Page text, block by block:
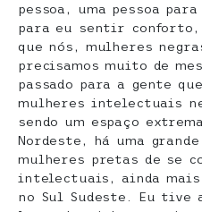
pessoa, uma pessoa
para eu sentir conforto,
que nós, mulheres
precisamos muito de
passado para a gente
mulheres intelectuais
sendo um espaço
Nordeste, há uma
mulheres pretas de se
intelectuais, ainda mais
no Sul Sudeste. Eu tive